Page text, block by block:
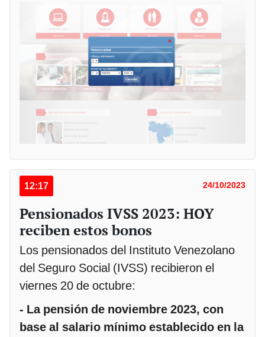
12:17 24/10/2023
Pensionados IVSS 2023: HOY
reciben estos bonos
Los pensionados del Instituto Venezolano
del Seguro Social (IVSS) recibieron el
viernes 20 de octubre:
- La pensión de noviembre 2023, con
base al salario mínimo establecido en la